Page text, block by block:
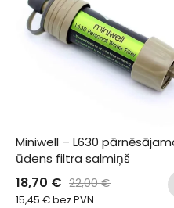
Miniwell – L630
ūdens filtra salmiņš
18,70 € 22,00€
15,45 €bez PVN